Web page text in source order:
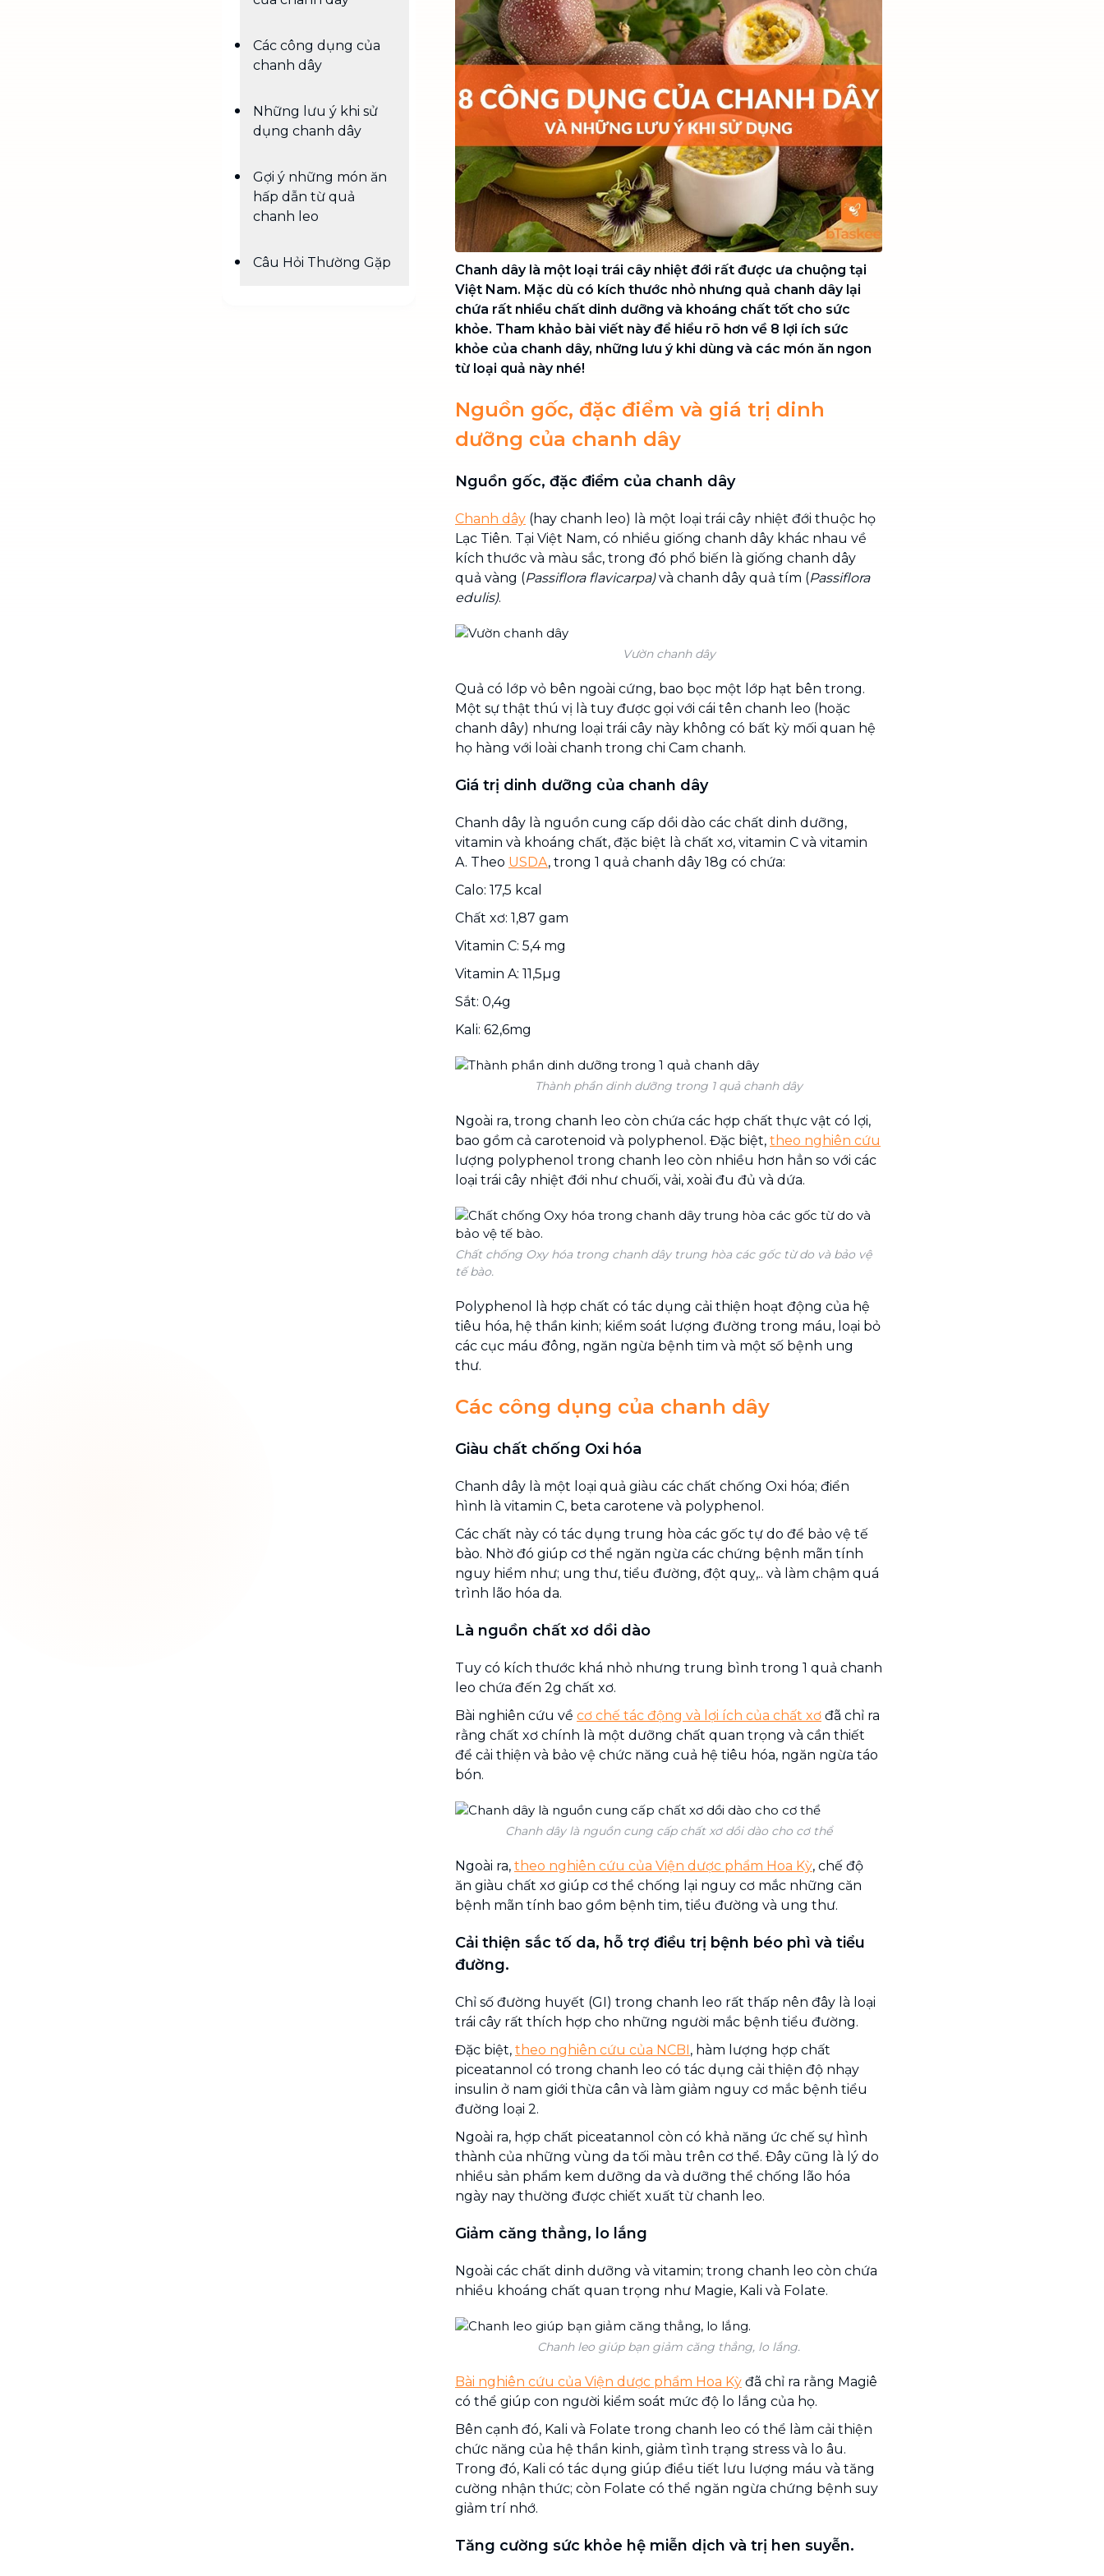
Chuyển nhà trọn gói, không lo dọn
dẹp nơi đi nơi đến
Vệ sinh công nghiệp NEW
Vệ sinh chuyên nghiệp cho văn
phòng, nhà xưởng, công trình lớn
Các công dụng của
chanh dây
Những lưu ý khi sử
dụng chanh dây
Gợi ý những món ăn
hấp dẫn từ quả
chanh leo
Câu Hỏi Thường Gặp
Chanh dây là một loại trái cây nhiệt đới rất được ưa chuộng tại
Việt Nam. Mặc dù có kích thước nhỏ nhưng quả chanh dây lại
chứa rất nhiều chất dinh dưỡng và khoáng chất tốt cho sức
khỏe. Tham khảo bài viết này để hiểu rõ hơn về 8 lợi ích sức
khỏe của chanh dây, những lưu ý khi dùng và các món ăn ngon
từ loại quả này nhé!
Nguồn gốc, đặc điểm và giá trị dinh
dưỡng của chanh dây
Nguồn gốc, đặc điểm của chanh dây
Chanh dây (hay chanh leo) là một loại trái cây nhiệt đới thuộc họ
Lạc Tiên. Tại Việt Nam, có nhiều giống chanh dây khác nhau về
kích thước và màu sắc, trong đó phổ biến là giống chanh dây
quả vàng (Passiflora flavicarpa)và chanh dây quả tím (Passiflora
edulis).
Vườn chanh dây
Quả có lớp vỏ bên ngoài cứng, bao bọc một lớp hạt bên trong.
Một sự thật thú vị là tuy được gọi với cái tên chanh leo (hoặc
chanh dây) nhưng loại trái cây này không có bất kỳ mối quan hệ
họ hàng với loài chanh trong chi Cam chanh.
Giá trị dinh dưỡng của chanh dây
Chanh dây là nguồn cung cấp dồi dào các chất dinh dưỡng,
vitamin và khoáng chất, đặc biệt là chất xơ, vitamin C và vitamin
A. Theo USDA, trong 1 quả chanh dây 18g có chứa:
Calo: 17,5 kcal
Chất xơ: 1,87 gam
Vitamin C: 5,4 mg
Vitamin A: 11,5µg
Sắt: 0,4g
Kali: 62,6mg
Thành phần dinh dưỡng trong 1 quả chanh dây
Ngoài ra, trong chanh leo còn chứa các hợp chất thực vật có lợi,
bao gồm cả carotenoid và polyphenol. Đặc biệt, theo nghiên cứu
lượng polyphenol trong chanh leo còn nhiều hơn hẳn so với các
loại trái cây nhiệt đới như chuối, vải, xoài đu đủ và dứa.
Chất chống Oxy hóa trong chanh dây trung hòa các gốc từ do và bảo vệ
tế bào.
Polyphenol là hợp chất có tác dụng cải thiện hoạt động của hệ
tiêu hóa, hệ thần kinh; kiểm soát lượng đường trong máu, loại bỏ
các cục máu đông, ngăn ngừa bệnh tim và một số bệnh ung
thư.
Các công dụng của chanh dây
Giàu chất chống Oxi hóa
Chanh dây là một loại quả giàu các chất chống Oxi hóa; điển
hình là vitamin C, beta carotene và polyphenol.
Các chất này có tác dụng trung hòa các gốc tự do để bảo vệ tế
bào. Nhờ đó giúp cơ thể ngăn ngừa các chứng bệnh mãn tính
nguy hiểm như; ung thư, tiểu đường, đột quỵ,.. và làm chậm quá
trình lão hóa da.
Là nguồn chất xơ dồi dào
Tuy có kích thước khá nhỏ nhưng trung bình trong 1 quả chanh
leo chứa đến 2g chất xơ.
Bài nghiên cứu về cơ chế tác động và lợi ích của chất xơ đã chỉ ra
rằng chất xơ chính là một dưỡng chất quan trọng và cần thiết
để cải thiện và bảo vệ chức năng cuả hệ tiêu hóa, ngăn ngừa táo
bón.
Chanh dây là nguồn cung cấp chất xơ dồi dào cho cơ thể
Ngoài ra, theo nghiên cứu của Viện dược phẩm Hoa Kỳ, chế độ
ăn giàu chất xơ giúp cơ thể chống lại nguy cơ mắc những căn
bệnh mãn tính bao gồm bệnh tim, tiểu đường và ung thư.
Cải thiện sắc tố da, hỗ trợ điều trị bệnh béo phì và tiểu
đường.
Chỉ số đường huyết (GI) trong chanh leo rất thấp nên đây là loại
trái cây rất thích hợp cho những người mắc bệnh tiểu đường.
Đặc biệt, theo nghiên cứu của NCBI, hàm lượng hợp chất
piceatannol có trong chanh leo có tác dụng cải thiện độ nhạy
insulin ở nam giới thừa cân và làm giảm nguy cơ mắc bệnh tiểu
đường loại 2.
Ngoài ra, hợp chất piceatannol còn có khả năng ức chế sự hình
thành của những vùng da tối màu trên cơ thể. Đây cũng là lý do
nhiều sản phẩm kem dưỡng da và dưỡng thể chống lão hóa
ngày nay thường được chiết xuất từ chanh leo.
Giảm căng thẳng, lo lắng
Ngoài các chất dinh dưỡng và vitamin; trong chanh leo còn chứa
nhiều khoáng chất quan trọng như Magie, Kali và Folate.
Chanh leo giúp bạn giảm căng thẳng, lo lắng.
Bài nghiên cứu của Viện dược phẩm Hoa Kỳ đã chỉ ra rằng Magiê
có thể giúp con người kiểm soát mức độ lo lắng của họ.
Bên cạnh đó, Kali và Folate trong chanh leo có thể làm cải thiện
chức năng của hệ thần kinh, giảm tình trạng stress và lo âu.
Trong đó, Kali có tác dụng giúp điều tiết lưu lượng máu và tăng
cường nhận thức; còn Folate có thể ngăn ngừa chứng bệnh suy
giảm trí nhớ.
Tăng cường sức khỏe hệ miễn dịch và trị hen suyễn.